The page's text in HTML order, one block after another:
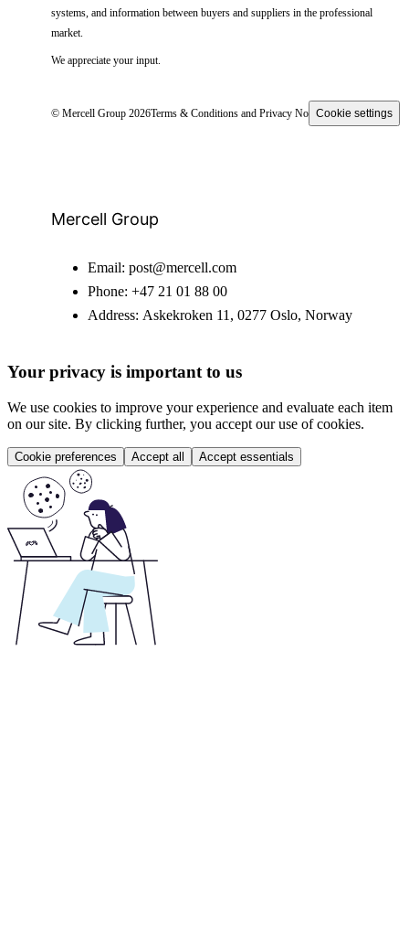
systems, and information between buyers and suppliers in the professional
market.
We appreciate your input.
© Mercell Group 2026Terms & Conditions and Privacy NoticeCookie settings
Mercell Group
Email: post@mercell.com
Phone: +47 21 01 88 00
Address: Askekroken 11, 0277 Oslo, Norway
Your privacy is important to us
We use cookies to improve your experience and evaluate each item
on our site. By clicking further, you accept our use of cookies.
Cookie preferences Accept all Accept essentials